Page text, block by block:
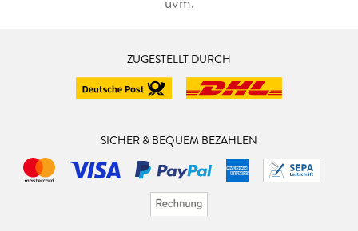
ZUGESTELLT DURCH
SICHER & BEQUEM BEZAHLEN